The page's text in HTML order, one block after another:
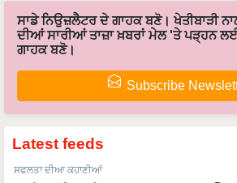
ਸਾਡੇ ਨਿਉਜ਼ਲੈਟਰ ਦੇ ਗਾਹਕ ਬਣੋ। ਖੇਤੀਬਾੜੀ
ਦੀਆਂ ਸਾਰੀਆਂ ਤਾਜ਼ਾ ਖ਼ਬਰਾਂ ਮੇਲ 'ਤੇ ਪੜ੍ਹਨ
ਗਾਹਕ ਬਣੋ।
Subscribe
Latest feeds
ਸਫਲਤਾ ਦੀਆ ਕਹਾਣੀਆਂ